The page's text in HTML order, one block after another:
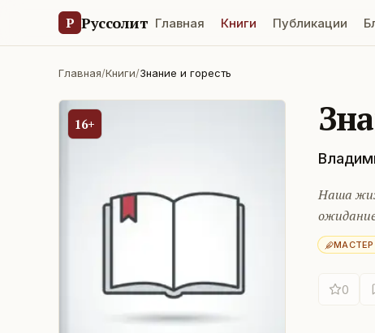
Р Руссолит Главная Книги Публикации
Главная/Книги/Знание и горесть
16+
Наша
0